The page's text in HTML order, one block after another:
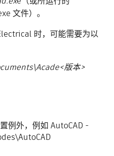
文件）。
时，可能需要为以
版本>
例外，例如 AutoCAD -